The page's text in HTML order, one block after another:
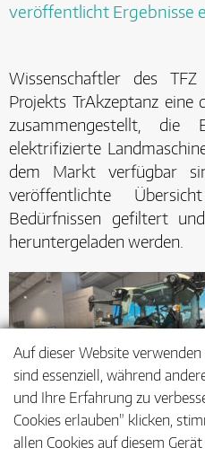
veröffentlicht Ergebnisse
Wissenschaftler des
Projekts TrAkzeptanz eine
zusammengestellt, die
elektrifizierte
dem Markt verfügbar
veröffentlichte
Bedürfnissen gefiltert
heruntergeladen werden.
Auf dieser Website
sind essenziell, während
und Ihre Erfahrung zu
Cookies erlauben" klicken,
allen Cookies auf diesem